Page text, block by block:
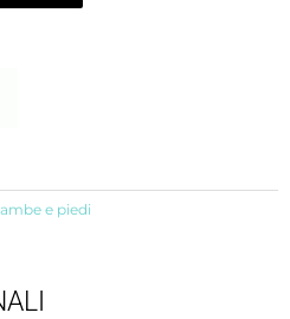
e piedi